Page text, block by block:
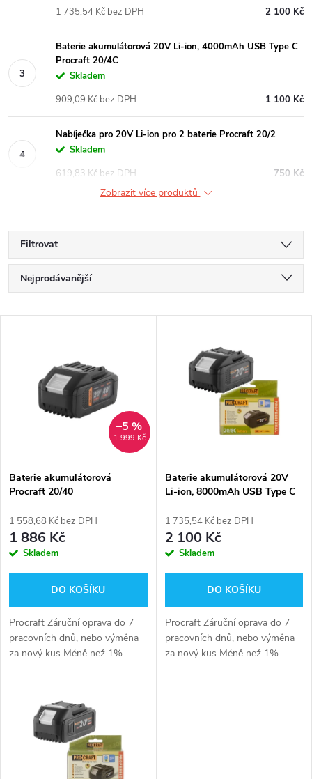
2 100 Kč
1 735,54 Kč bez DPH
Baterie akumulátorová 20V Li-ion, 4000mAh USB Type C
Procraft 20/4C
Skladem
1 100 Kč
909,09 Kč bez DPH
Nabíječka pro 20V Li-ion pro 2 baterie Procraft 20/2
Skladem
750 Kč
619,83 Kč bez DPH
Zobrazit více produktů
Filtrovat
Ř
a
p
r
o
u
k
Nejprodávanější
Abecedně
s
p
r
o
d
u
k
1 999 Kč
–5 %
Baterie akumulátorová
Procraft 20/40
1 558,68 Kč bez DPH
1 886 Kč
Skladem
DO KOŠÍKU
Procraft Záruční oprava do 7
pracovních dnů, nebo výměna
za nový kus Méně než 1%
reklamací
Baterie akumulátorová 20V
Li-ion, 8000mAh USB Type C
1 735,54 Kč bez DPH
2 100 Kč
Skladem
DO KOŠÍKU
Procraft Záruční oprava do 7
pracovních dnů, nebo výměna
za nový kus Méně než 1%
reklamací